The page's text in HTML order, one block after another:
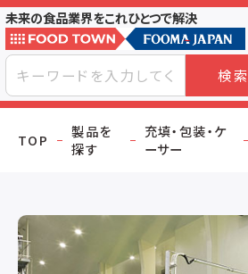
未来の食品業界をこれひとつで解決
検索
TOP
製品を
探す
充填・包装・ケ
ーサー